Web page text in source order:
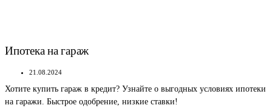
Ипотека на гараж
21.08.2024
Хотите купить гараж в кредит? Узнайте о выгодных условиях ипотеки
на гаражи. Быстрое одобрение, низкие ставки!